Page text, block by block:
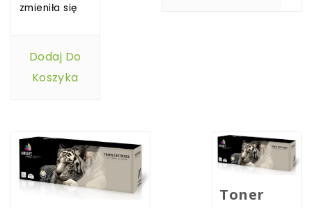
zmieniła się
Dodaj Do
Koszyka
Toner